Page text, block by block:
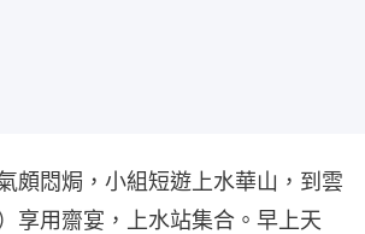
頗悶焗，小組短遊上水華山，到雲
享用齋宴，上水站集合。早上天